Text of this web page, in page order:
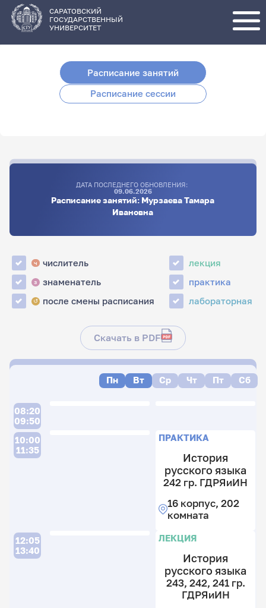
основному
содержанию
САРАТОВСКИЙ
ГОСУДАРСТВЕННЫЙ
УНИВЕРСИТЕТ
Расписание занятий
Расписание сессии
ДАТА ПОСЛЕДНЕГО ОБНОВЛЕНИЯ:
09.06.2026
Расписание занятий: Мурзаева Тамара
Ивановна
ч числитель
з знаменатель
↺ после смены расписания
лекция
практика
лабораторная
Скачать в PDF
Пн Вт Ср Чт Пт Сб
08:20
09:50
10:00
11:35
ПРАКТИКА
История
русского языка
242 гр. ГДРЯиИН
16 корпус, 202
комната
12:05
13:40
ЛЕКЦИЯ
История
русского языка
243, 242, 241 гр.
ГДРЯиИН